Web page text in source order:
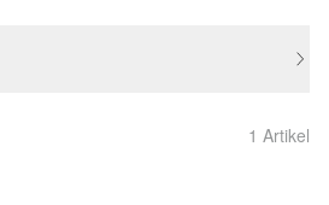
1 Artikel